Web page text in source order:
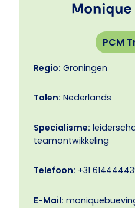
PCM
Regio: Groningen
Talen: Nederlands
Specialisme:
teamontwikkeling
Telefoon: +31
E-Mail: